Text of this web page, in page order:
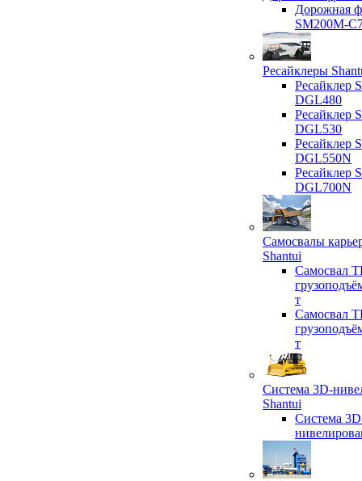
Дорожная
SM200M-
Ресайклеры
Ресайклер
DGL480
Ресайклер
DGL530
Ресайклер
DGL550N
Ресайклер
DGL700N
Самосвалы
Shantui
Самосвал
т
Самосвал
т
Система 3D-
Shantui
Система